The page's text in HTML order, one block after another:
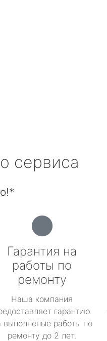
сервиса
Гарантия на
работы по
ремонту
Наша компания
гарантию
выполненые работы по
ремонту до 2 лет.